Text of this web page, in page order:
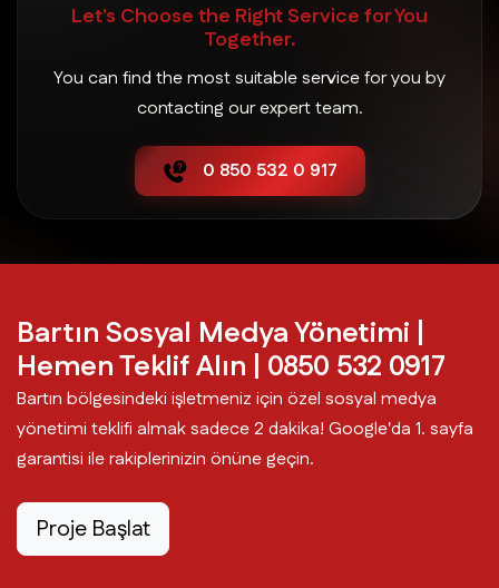
Let's Choose the Right Service for You
Together.
You can find the most suitable service for you by
contacting our expert team.
0 850 532 0 917
Bartın Sosyal Medya Yönetimi |
Hemen Teklif Alın | 0850 532 0917
Bartın bölgesindeki işletmeniz için özel sosyal medya
yönetimi teklifi almak sadece 2 dakika! Google'da 1. sayfa
garantisi ile rakiplerinizin önüne geçin.
Proje Başlat